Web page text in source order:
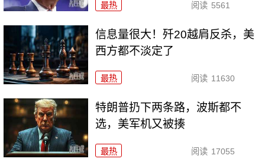
最热 阅读 5561
信息量很大！歼20越肩反杀，美
西方都不淡定了
最热 阅读 11630
特朗普扔下两条路，波斯都不
选，美军机又被揍
最热 阅读 17055